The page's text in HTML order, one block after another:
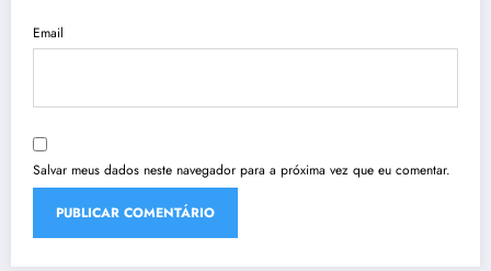
Email
Salvar meus dados neste navegador para a próxima vez que eu comentar.